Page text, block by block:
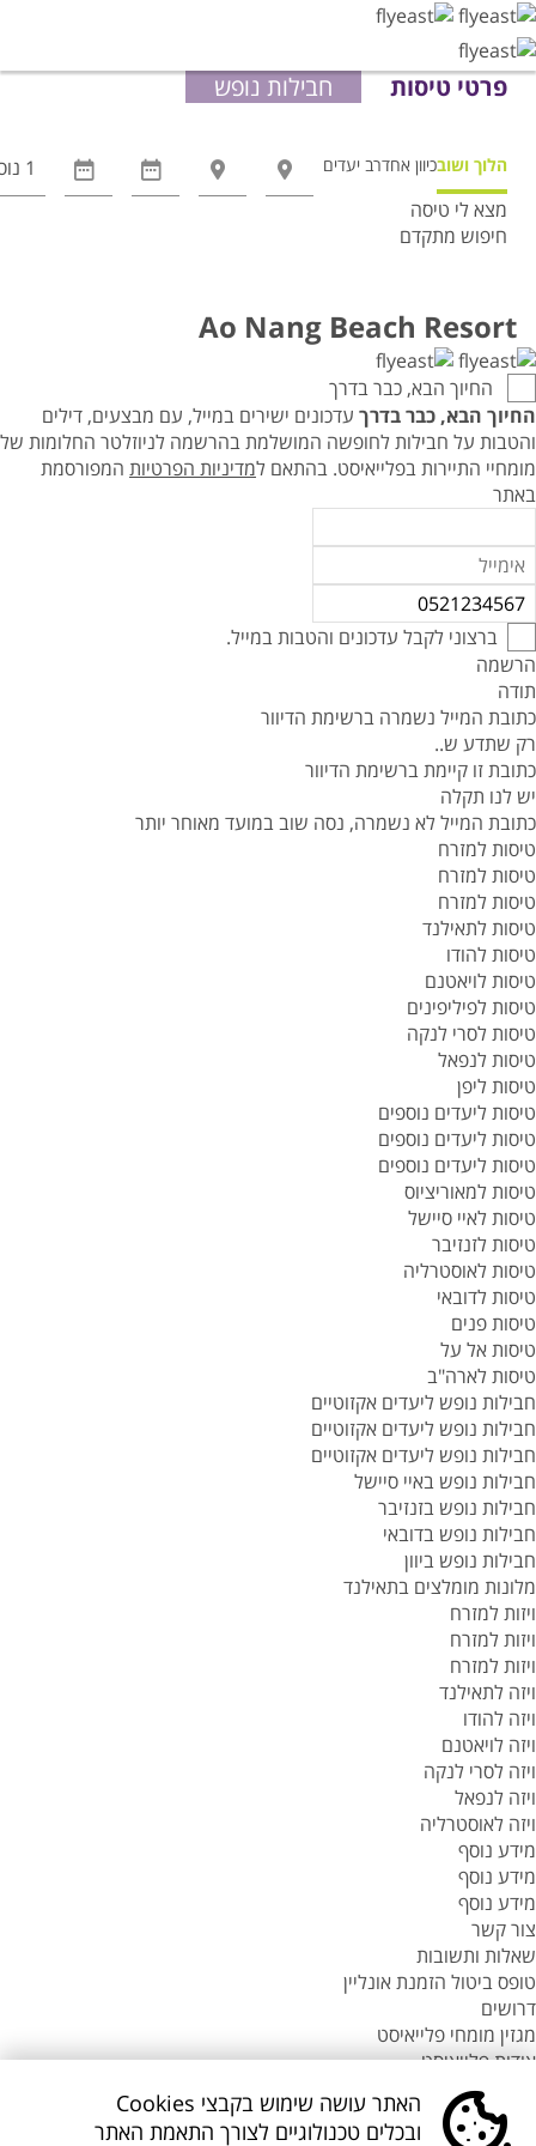
פרטי טיסות חבילות נופש
הלוך ושובכיוון אחדרב יעדים
מצא לי טיסה
חיפוש מתקדם
הנוספות
מוצגות
לפני
הכפתור
Ao Nang Beach Resort
החיוך הבא, כבר בדרך
החיוך הבא, כבר בדרך עדכונים ישירים במייל, עם מבצעים, דילים
והטבות על חבילות לחופשה המושלמת בהרשמה לניוזלטר החלומות של
מומחיי התיירות בפלייאיסט. בהתאם למדיניות הפרטיות המפורסמת
באתר
ברצוני לקבל עדכונים והטבות במייל.
הרשמה
תודה
כתובת המייל נשמרה ברשימת הדיוור
רק שתדע ש..
כתובת זו קיימת ברשימת הדיוור
יש לנו תקלה
כתובת המייל לא נשמרה, נסה שוב במועד מאוחר יותר
טיסות למזרח
טיסות למזרח
טיסות למזרח
טיסות לתאילנד
טיסות להודו
טיסות לויאטנם
טיסות לפיליפינים
טיסות לסרי לנקה
טיסות לנפאל
טיסות ליפן
טיסות ליעדים נוספים
טיסות ליעדים נוספים
טיסות ליעדים נוספים
טיסות למאוריציוס
טיסות לאיי סיישל
טיסות לזנזיבר
טיסות לאוסטרליה
טיסות לדובאי
טיסות פנים
טיסות אל על
טיסות לארה"ב
חבילות נופש ליעדים אקזוטיים
חבילות נופש ליעדים אקזוטיים
חבילות נופש ליעדים אקזוטיים
חבילות נופש באיי סיישל
חבילות נופש בזנזיבר
חבילות נופש בדובאי
חבילות נופש ביוון
מלונות מומלצים בתאילנד
ויזות למזרח
ויזות למזרח
ויזות למזרח
ויזה לתאילנד
ויזה להודו
ויזה לויאטנם
ויזה לסרי לנקה
ויזה לנפאל
ויזה לאוסטרליה
מידע נוסף
מידע נוסף
מידע נוסף
צור קשר
שאלות ותשובות
טופס ביטול הזמנת אונליין
דרושים
מגזין מומחי פלייאיסט
אודות פלייאיסט
סניפי flyeast בעולם
סניפי flyeast בעולם
האתר עושה שימוש בקבצי Cookies
ובכלים טכנולוגיים לצורך התאמת האתר